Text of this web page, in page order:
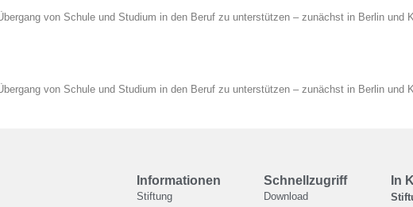
von Schule und Studium in den Beruf zu unterstützen – zunächst in Berlin und
von Schule und Studium in den Beruf zu unterstützen – zunächst in Berlin und
Informationen
Stiftung
Schnellzugriff
Download
In